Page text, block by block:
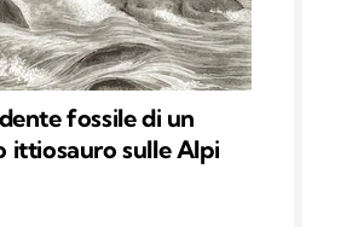
fossile di un
ittiosauro sulle Alpi